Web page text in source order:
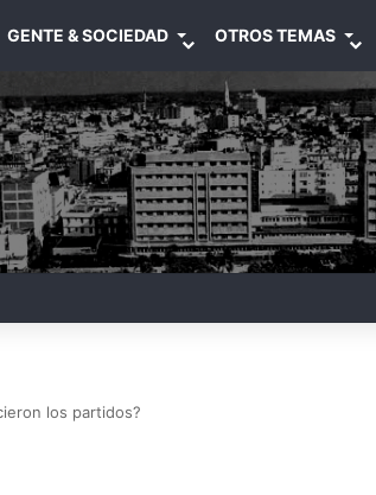
GENTE & SOCIEDAD OTROS TEMAS
los partidos?